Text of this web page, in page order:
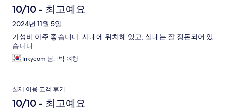
용
후
기
10/10 - 최고예요
2024년 11월 5일
가성비 아주 좋습니다. 시내에 위치해 있고, 실내는 잘 정돈되어 있
습니다.
Inkyeom 님, 1박 여행
실제 이용 고객 후기
10/10 - 최고예요